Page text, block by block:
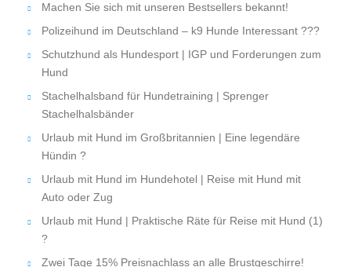
Machen Sie sich mit unseren Bestsellers bekannt!
Polizeihund im Deutschland – k9 Hunde Interessant ???
Schutzhund als Hundesport | IGP und Forderungen zum
Hund
Stachelhalsband für Hundetraining | Sprenger
Stachelhalsbänder
Urlaub mit Hund im Großbritannien | Eine legendäre
Hündin ?
Urlaub mit Hund im Hundehotel | Reise mit Hund mit
Auto oder Zug
Urlaub mit Hund | Praktische Räte für Reise mit Hund (1)
?
Zwei Tage 15% Preisnachlass an alle Brustgeschirre!